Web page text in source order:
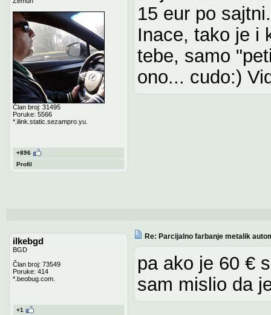
Član broj: 31495
Poruke: 5566
*.ilink.static.sezampro.yu.
+896
Profil
15 eur po
Inace, tako je i
tebe, samo
ono... cudo:)
ilkebgd
BGD
Član broj: 73549
Poruke: 414
*.beobug.com.
+1
Re: Parcijalno farbanje metalik
pa ako je 60 €
sam mislio da